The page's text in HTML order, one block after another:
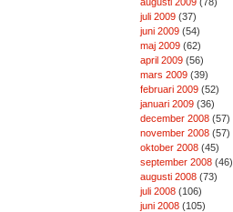
juli 2009(37)
juni 2009(54)
maj 2009(62)
april 2009(56)
mars 2009(39)
februari 2009(52)
januari 2009(36)
december 2008(57)
november 2008(57)
oktober 2008(45)
september 2008(46)
augusti 2008(73)
juli 2008(106)
juni 2008(105)